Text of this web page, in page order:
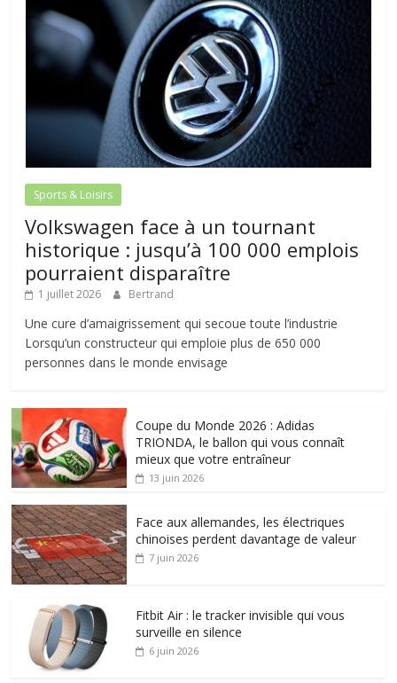
Sports & Loisirs
Volkswagen face à un tournant
historique : jusqu’à 100 000 emplois
pourraient disparaître
1 juillet 2026 Bertrand
Une cure d’amaigrissement qui secoue toute l’industrie
Lorsqu’un constructeur qui emploie plus de 650 000
personnes dans le monde envisage
Coupe du Monde 2026 : Adidas
TRIONDA, le ballon qui vous connaît
mieux que votre entraîneur
13 juin 2026
Face aux allemandes, les électriques
chinoises perdent davantage de valeur
7 juin 2026
Fitbit Air : le tracker invisible qui vous
surveille en silence
6 juin 2026